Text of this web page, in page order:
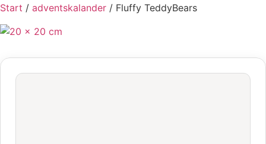
Start / adventskalander / Fluffy TeddyBears